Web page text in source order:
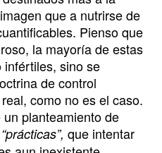
que a nutrirse de
Pienso que
la mayoría de estas
infértiles, sino se
de control
como no es el caso.
planteamiento de
“prácticas”, que intentar